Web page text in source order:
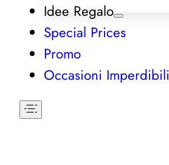
Idee Regalo
Special Prices
Promo
Occasioni Imperdibili